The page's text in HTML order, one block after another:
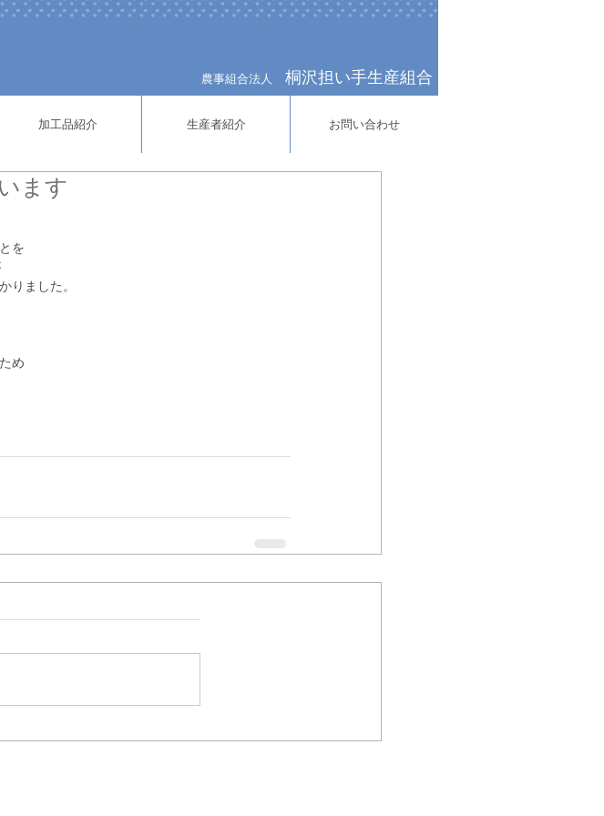
農事組合法人 桐沢担い手生産組合
加工品紹介 生産者紹介 お問い合わせ
ます
を
りました。
め